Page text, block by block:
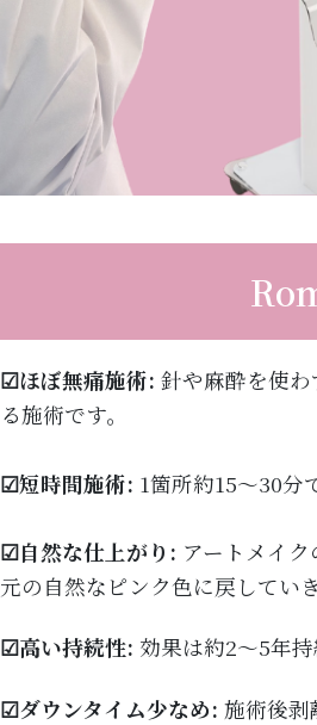
☑ほぼ無痛施術: 針や麻酔を使
る施術です。
☑短時間施術: 1箇所約15〜30分
☑ 自然な仕上がり: アートメイ
元の自然なピンク色に戻していき
☑高い持続性: 効果は約2～5年
☑ダウンタイム少なめ: 施術後剥